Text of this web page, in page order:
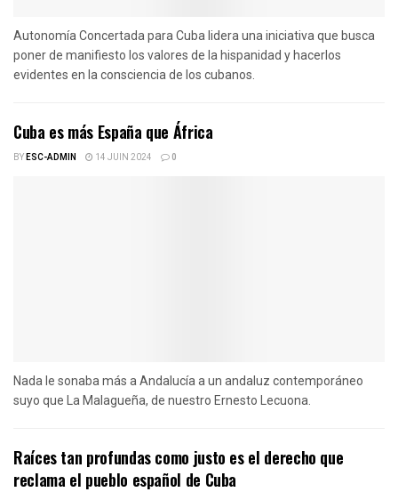
Autonomía Concertada para Cuba lidera una iniciativa que busca
poner de manifiesto los valores de la hispanidad y hacerlos
evidentes en la consciencia de los cubanos.
Cuba es más España que África
BYESC-ADMIN 14 JUIN 2024 0
Nada le sonaba más a Andalucía a un andaluz contemporáneo
suyo que La Malagueña, de nuestro Ernesto Lecuona.
Raíces tan profundas como justo es el derecho que
reclama el pueblo español de Cuba